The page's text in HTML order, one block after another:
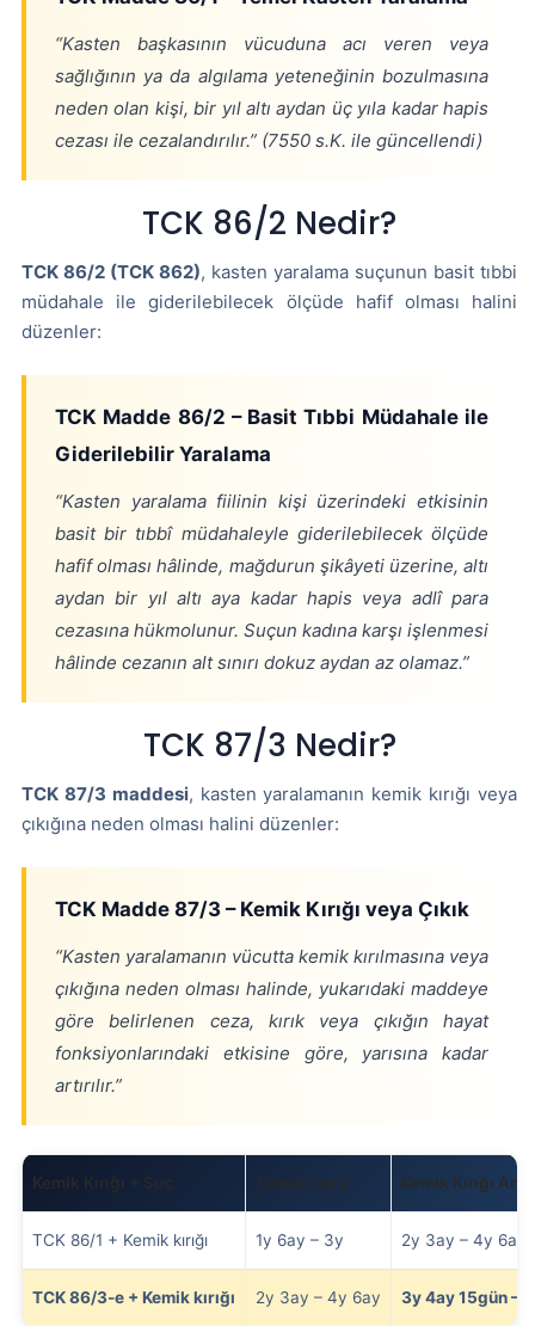
“Kasten başkasının vücuduna acı veren veya
sağlığının ya da algılama yeteneğinin bozulmasına
neden olan kişi, bir yıl altı aydan üç yıla kadar hapis
cezası ile cezalandırılır.” (7550 s.K. ile güncellendi)
TCK 86/2 Nedir?
TCK 86/2 (TCK 862), kasten yaralama suçunun basit tıbbi
müdahale ile giderilebilecek ölçüde hafif olması halini
düzenler:
TCK Madde 86/2 – Basit Tıbbi Müdahale ile
Giderilebilir Yaralama
“Kasten yaralama fiilinin kişi üzerindeki etkisinin
basit bir tıbbî müdahaleyle giderilebilecek ölçüde
hafif olması hâlinde, mağdurun şikâyeti üzerine, altı
aydan bir yıl altı aya kadar hapis veya adlî para
cezasına hükmolunur. Suçun kadına karşı işlenmesi
hâlinde cezanın alt sınırı dokuz aydan az olamaz.”
TCK 87/3 Nedir?
TCK 87/3 maddesi, kasten yaralamanın kemik kırığı veya
çıkığına neden olması halini düzenler:
TCK Madde 87/3 – Kemik Kırığı veya Çıkık
“Kasten yaralamanın vücutta kemik kırılmasına veya
çıkığına neden olması halinde, yukarıdaki maddeye
göre belirlenen ceza, kırık veya çıkığın hayat
fonksiyonlarındaki etkisine göre, yarısına kadar
artırılır.”
Kemik Kırığı + Suç Temel Ceza Kemik Kırığı
TCK 86/1 + Kemik kırığı 1y 6ay – 3y 2y 3ay – 4y 6ay
TCK 86/3-e + Kemik kırığı 2y 3ay – 4y 6ay 3y 4ay 15gün –